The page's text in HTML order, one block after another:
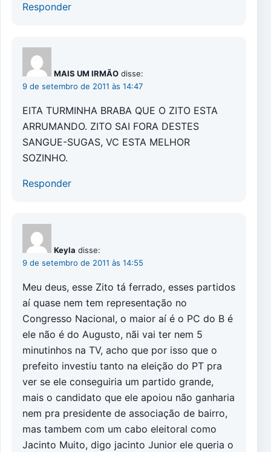
Responder
MAIS UM IRMÃO disse:
9 de setembro de 2011 às 14:47
EITA TURMINHA BRABA QUE O ZITO ESTA
ARRUMANDO. ZITO SAI FORA DESTES
SANGUE-SUGAS, VC ESTA MELHOR
SOZINHO.
Responder
Keyla disse:
9 de setembro de 2011 às 14:55
Meu deus, esse Zito tá ferrado, esses partidos
aí quase nem tem representação no
Congresso Nacional, o maior aí é o PC do B é
ele não é do Augusto, nãi vai ter nem 5
minutinhos na TV, acho que por isso que o
prefeito investiu tanto na eleição do PT pra
ver se ele conseguiria um partido grande,
mais o candidato que ele apoiou não ganharia
nem pra presidente de associação de bairro,
mas tambem com um cabo eleitoral como
Jacinto Muito, digo jacinto Junior ele queria o